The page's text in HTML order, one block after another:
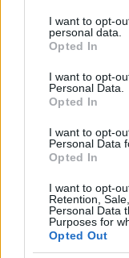
not limited to your
grant or deny
use your data for
consent section.
I want to opt-
personal data.
Opted In
I want to opt-
Personal Data.
Opted In
I want to opt-
Personal Data
Opted In
I want to opt-
Retention,
Personal Data
Purposes for
Opted Out
Stacy Keibler
fesztiválon
Fotó: Mark Davis /